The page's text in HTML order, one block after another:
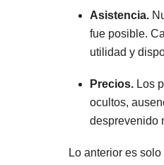
Asistencia.
fue posible.
utilidad y
Precios. Los
ocultos,
desprevenido
Lo anterior es